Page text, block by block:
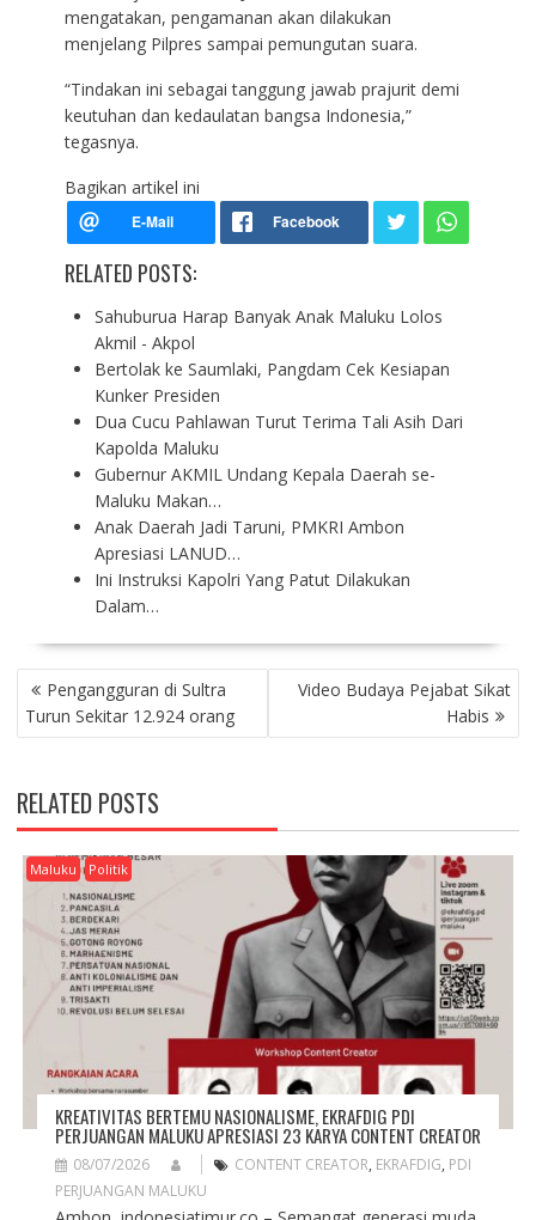
mengatakan, pengamanan akan dilakukan
menjelang Pilpres sampai pemungutan suara.
“Tindakan ini sebagai tanggung jawab prajurit demi
keutuhan dan kedaulatan bangsa Indonesia,”
tegasnya.
Bagikan artikel ini
RELATED POSTS:
Sahuburua Harap Banyak Anak Maluku Lolos
Akmil - Akpol
Bertolak ke Saumlaki, Pangdam Cek Kesiapan
Kunker Presiden
Dua Cucu Pahlawan Turut Terima Tali Asih Dari
Kapolda Maluku
Gubernur AKMIL Undang Kepala Daerah se-
Maluku Makan…
Anak Daerah Jadi Taruni, PMKRI Ambon
Apresiasi LANUD…
Ini Instruksi Kapolri Yang Patut Dilakukan
Dalam…
P
O
S
N
A
V
G
Pengangguran di Sultra
Turun Sekitar 12.924 orang
Video Budaya Pejabat Sikat
Habis
RELATED POSTS
Maluku Politik
KREATIVITAS BERTEMU NASIONALISME, EKRAFDIG PDI
PERJUANGAN MALUKU APRESIASI 23 KARYA CONTENT CREATOR
08/07/2026 CONTENT CREATOR, EKRAFDIG, PDI
PERJUANGAN MALUKU